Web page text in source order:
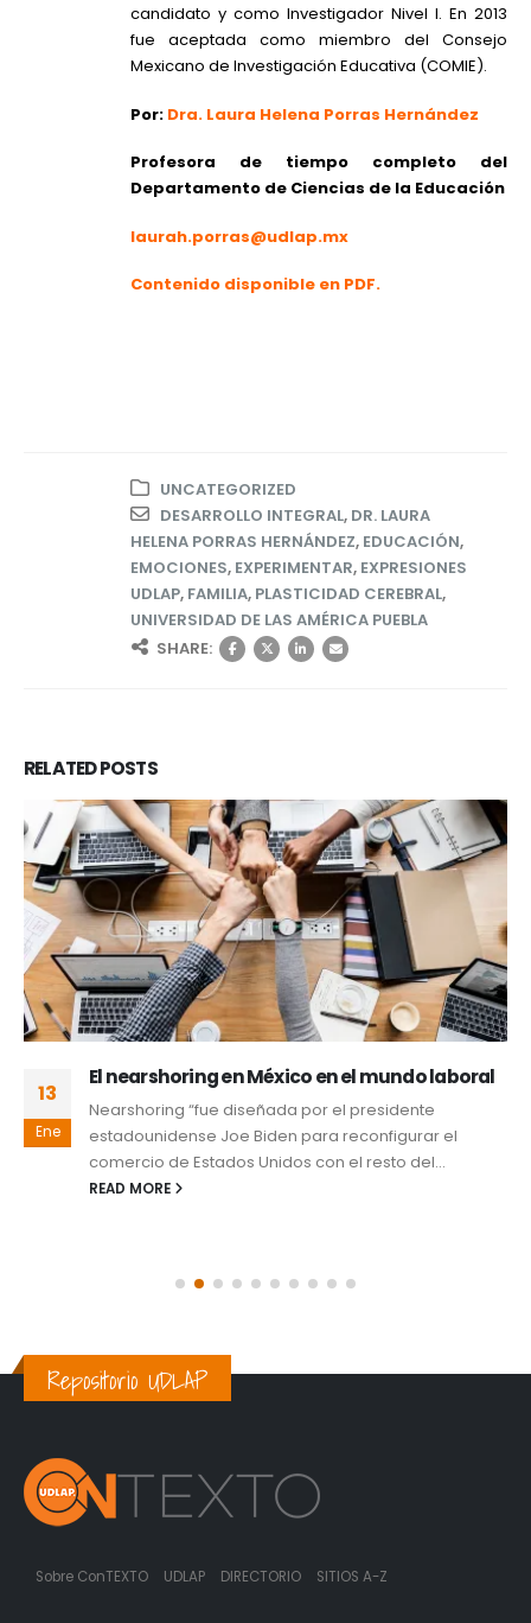
candidato y como Investigador Nivel I. En 2013
fue aceptada como miembro del Consejo
Mexicano de Investigación Educativa (COMIE).
Por: Dra. Laura Helena Porras Hernández
Profesora de tiempo completo del
Departamento de Ciencias de la Educación
laurah.porras@udlap.mx
Contenido disponible en PDF.
UNCATEGORIZED
DESARROLLO INTEGRAL, DR. LAURA
HELENA PORRAS HERNÁNDEZ, EDUCACIÓN,
EMOCIONES, EXPERIMENTAR, EXPRESIONES
UDLAP, FAMILIA, PLASTICIDAD CEREBRAL,
UNIVERSIDAD DE LAS AMÉRICA PUEBLA
SHARE:
RELATEDPOSTS
13
Ene
El nearshoring en México en el mundo laboral
Nearshoring “fue diseñada por el presidente
estadounidense Joe Biden para reconfigurar el
comercio de Estados Unidos con el resto del...
READ MORE
Repositorio UDLAP
Sobre ConTEXTO UDLAP DIRECTORIO SITIOS A-Z